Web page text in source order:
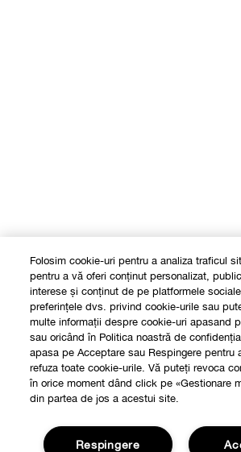
Folosim cookie-uri pentru a analiza traficul
pentru a vă oferi conținut personalizat,
interese și conținut de pe platformele
preferințele dvs. privind cookie-urile sau
multe informații despre cookie-uri apasand
sau oricând în Politica noastră de
apasa pe Acceptare sau Respingere pentru
refuza toate cookie-urile. Vă puteți revoca
în orice moment dând click pe «Gestionare
din partea de jos a acestui site.
Respingere